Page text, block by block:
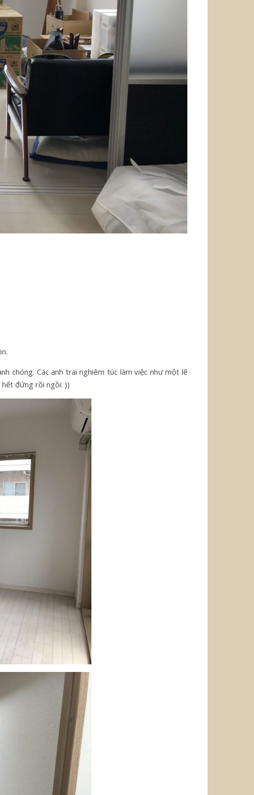
chóng. Các anh trai nghiêm túc làm việc như một lẽ
hết đứng rồi ngồi: ))